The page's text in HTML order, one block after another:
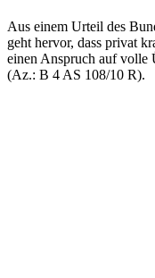
Aus einem Urteil des
geht hervor, dass privat
einen Anspruch auf volle
(Az.: B 4 AS 108/10 R).